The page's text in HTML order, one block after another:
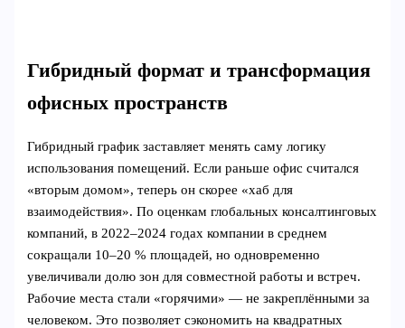
Гибридный формат и трансформация
офисных пространств
Гибридный график заставляет менять саму логику
использования помещений. Если раньше офис считался
«вторым домом», теперь он скорее «хаб для
взаимодействия». По оценкам глобальных консалтинговых
компаний, в 2022–2024 годах компании в среднем
сокращали 10–20 % площадей, но одновременно
увеличивали долю зон для совместной работы и встреч.
Рабочие места стали «горячими» — не закреплёнными за
человеком. Это позволяет сэкономить на квадратных